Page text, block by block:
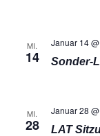
MI.
14
Januar 14
Sonder-
MI.
28
Januar 28
LAT